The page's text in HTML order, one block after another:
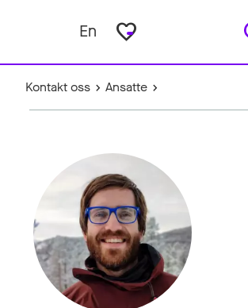
En favorite_border
Kontakt oss Ansatte